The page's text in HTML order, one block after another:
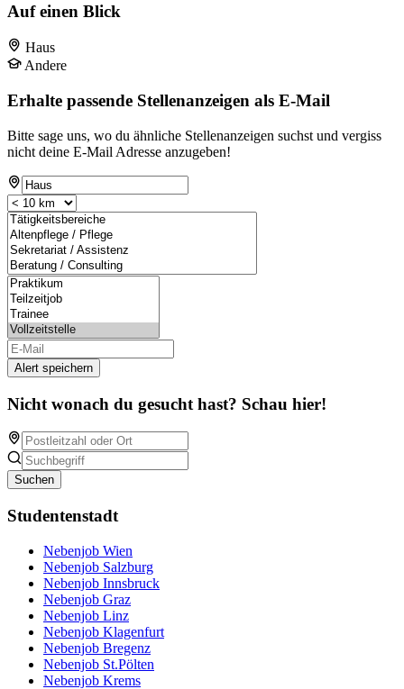
Auf einen Blick
Haus
Andere
Erhalte passende Stellenanzeigen als E-Mail
Bitte sage uns, wo du ähnliche Stellenanzeigen suchst und vergiss
nicht deine E-Mail Adresse anzugeben!
Alert speichern
Nicht wonach du gesucht hast? Schau hier!
Suchen
Studentenstadt
Nebenjob Wien
Nebenjob Salzburg
Nebenjob Innsbruck
Nebenjob Graz
Nebenjob Linz
Nebenjob Klagenfurt
Nebenjob Bregenz
Nebenjob St.Pölten
Nebenjob Krems